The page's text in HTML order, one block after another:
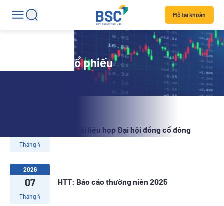
Mở tài khoản
Tin tức mã cổ phiếu
Tháng 4
HTT: Tài liệu họp Đại hội đồng cổ đông
2026
07
Tháng 4
HTT: Báo cáo thường niên 2025